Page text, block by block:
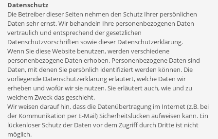
Datenschutz
Die Betreiber dieser Seiten nehmen den Schutz Ihrer persönlichen
Daten sehr ernst. Wir behandeln Ihre personenbezogenen Daten
vertraulich und entsprechend der gesetzlichen
Datenschutzvorschriften sowie dieser Datenschutzerklärung.
Wenn Sie diese Website benutzen, werden verschiedene
personenbezogene Daten erhoben. Personenbezogene Daten sind
Daten, mit denen Sie persönlich identifiziert werden können. Die
vorliegende Datenschutzerklärung erläutert, welche Daten wir
erheben und wofür wir sie nutzen. Sie erläutert auch, wie und zu
welchem Zweck das geschieht.
Wir weisen darauf hin, dass die Datenübertragung im Internet (z.B. bei
der Kommunikation per E-Mail) Sicherheitslücken aufweisen kann. Ein
lückenloser Schutz der Daten vor dem Zugriff durch Dritte ist nicht
möglich.